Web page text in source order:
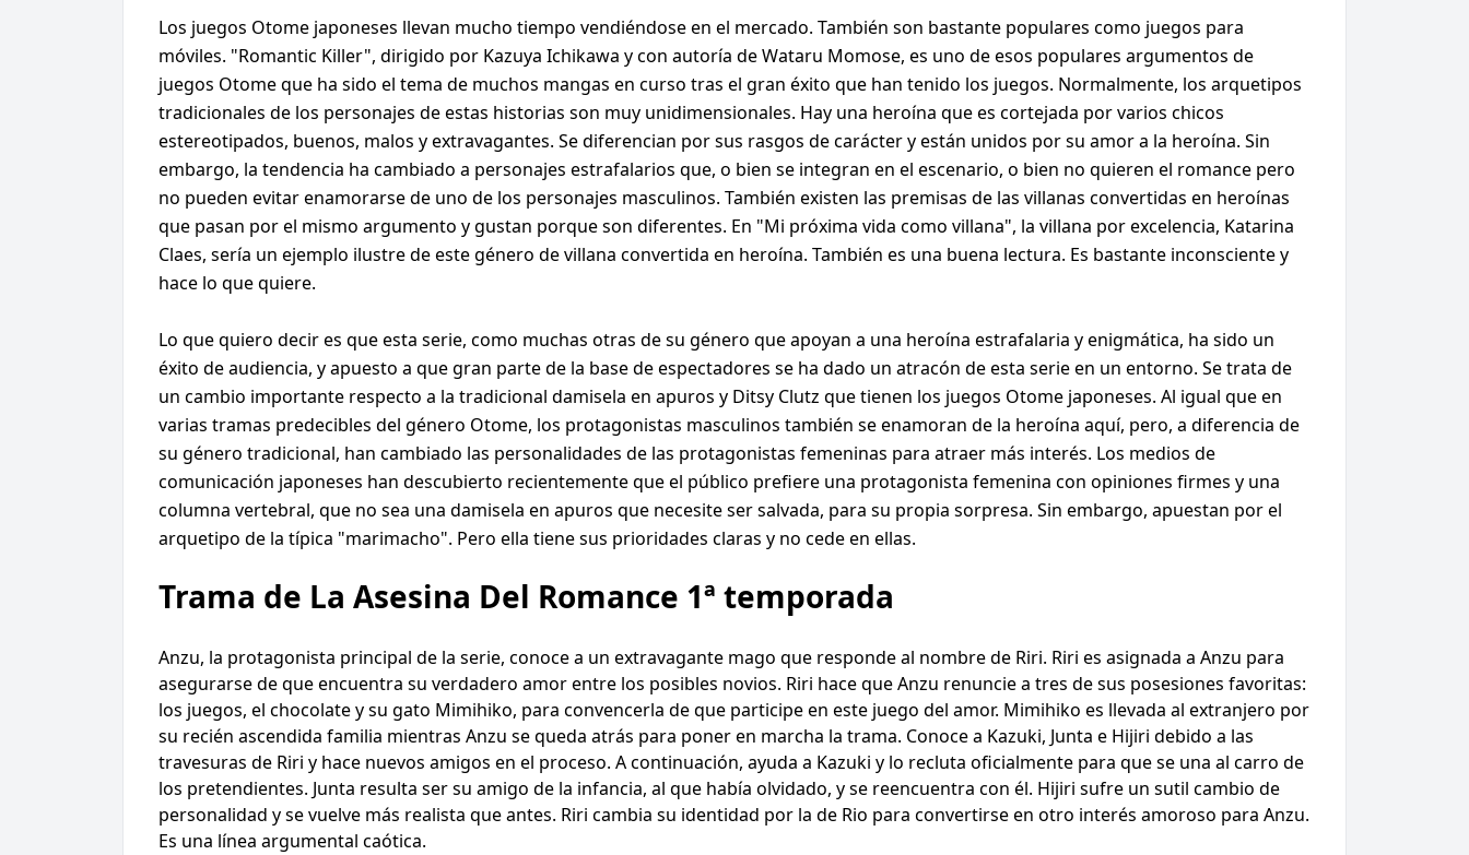
Los juegos Otome japoneses llevan mucho tiempo vendiéndose en el mercado. También son bastante populares como juegos para
móviles. "Romantic Killer", dirigido por Kazuya Ichikawa y con autoría de Wataru Momose, es uno de esos populares argumentos de
juegos Otome que ha sido el tema de muchos mangas en curso tras el gran éxito que han tenido los juegos. Normalmente, los arquetipos
tradicionales de los personajes de estas historias son muy unidimensionales. Hay una heroína que es cortejada por varios chicos
estereotipados, buenos, malos y extravagantes. Se diferencian por sus rasgos de carácter y están unidos por su amor a la heroína. Sin
embargo, la tendencia ha cambiado a personajes estrafalarios que, o bien se integran en el escenario, o bien no quieren el romance pero
no pueden evitar enamorarse de uno de los personajes masculinos. También existen las premisas de las villanas convertidas en heroínas
que pasan por el mismo argumento y gustan porque son diferentes. En "Mi próxima vida como villana", la villana por excelencia, Katarina
Claes, sería un ejemplo ilustre de este género de villana convertida en heroína. También es una buena lectura. Es bastante inconsciente y
hace lo que quiere.
Lo que quiero decir es que esta serie, como muchas otras de su género que apoyan a una heroína estrafalaria y enigmática, ha sido un
éxito de audiencia, y apuesto a que gran parte de la base de espectadores se ha dado un atracón de esta serie en un entorno. Se trata de
un cambio importante respecto a la tradicional damisela en apuros y Ditsy Clutz que tienen los juegos Otome japoneses. Al igual que en
varias tramas predecibles del género Otome, los protagonistas masculinos también se enamoran de la heroína aquí, pero, a diferencia de
su género tradicional, han cambiado las personalidades de las protagonistas femeninas para atraer más interés. Los medios de
comunicación japoneses han descubierto recientemente que el público prefiere una protagonista femenina con opiniones firmes y una
columna vertebral, que no sea una damisela en apuros que necesite ser salvada, para su propia sorpresa. Sin embargo, apuestan por el
arquetipo de la típica "marimacho". Pero ella tiene sus prioridades claras y no cede en ellas.
Trama de La Asesina Del Romance 1ª temporada
Anzu, la protagonista principal de la serie, conoce a un extravagante mago que responde al nombre de Riri. Riri es asignada a Anzu para
asegurarse de que encuentra su verdadero amor entre los posibles novios. Riri hace que Anzu renuncie a tres de sus posesiones favoritas:
los juegos, el chocolate y su gato Mimihiko, para convencerla de que participe en este juego del amor. Mimihiko es llevada al extranjero por
su recién ascendida familia mientras Anzu se queda atrás para poner en marcha la trama. Conoce a Kazuki, Junta e Hijiri debido a las
travesuras de Riri y hace nuevos amigos en el proceso. A continuación, ayuda a Kazuki y lo recluta oficialmente para que se una al carro de
los pretendientes. Junta resulta ser su amigo de la infancia, al que había olvidado, y se reencuentra con él. Hijiri sufre un sutil cambio de
personalidad y se vuelve más realista que antes. Riri cambia su identidad por la de Rio para convertirse en otro interés amoroso para Anzu.
Es una línea argumental caótica.